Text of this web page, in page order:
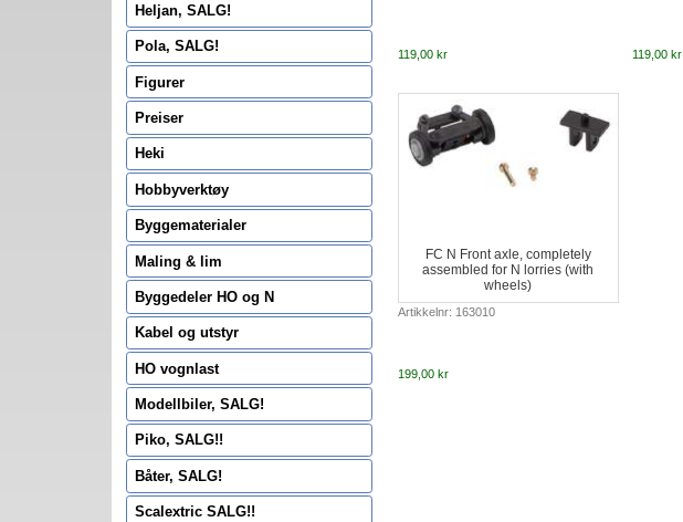
119,00 kr 119,00 kr
FC N Front axle, completely
assembled for N lorries (with
wheels)
Artikkelnr: 163010
199,00 kr
Heljan, SALG!
Pola, SALG!
Figurer
Preiser
Heki
Hobbyverktøy
Byggematerialer
Maling & lim
Byggedeler HO og N
Kabel og utstyr
HO vognlast
Modellbiler, SALG!
Piko, SALG!!
Båter, SALG!
Scalextric SALG!!